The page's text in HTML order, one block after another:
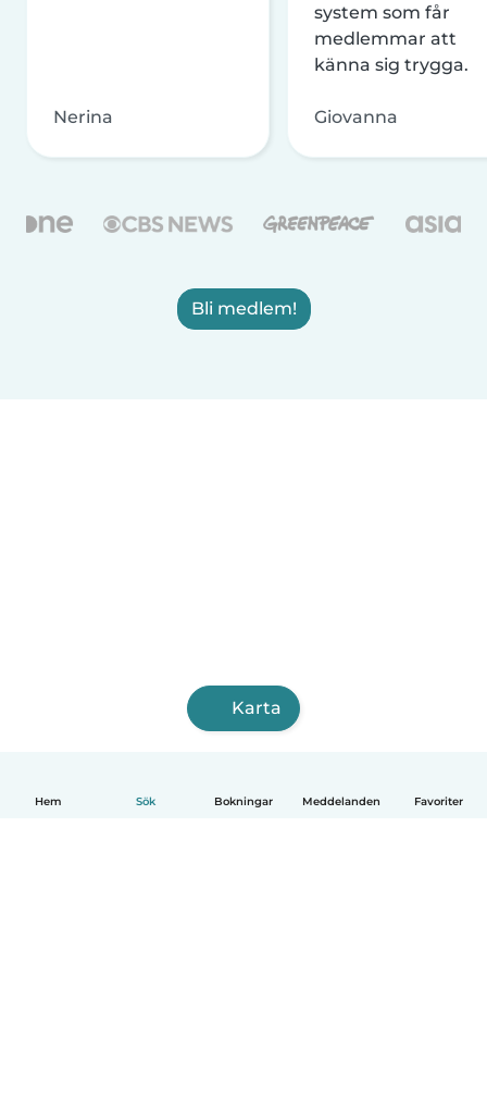
Hem Sök Bokningar Meddelanden Favoriter
Nerina
system som får
medlemmar att
känna sig trygga.
Giovanna
Bli medlem!
Karta